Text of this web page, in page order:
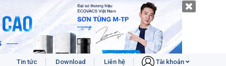
Tin tức Download Liên hệ Tài khoản